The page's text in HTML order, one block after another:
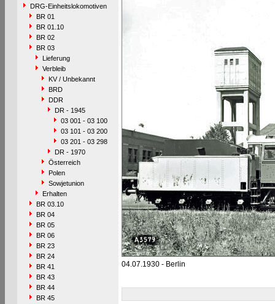
DRG-Einheitslokomotiven
BR 01
BR 01.10
BR 02
BR 03
Lieferung
Verbleib
KV / Unbekannt
BRD
DDR
DR - 1945
03 001 - 03 100
03 101 - 03 200
03 201 - 03 298
DR - 1970
Österreich
Polen
Sowjetunion
Erhalten
BR 03.10
BR 04
BR 05
BR 06
BR 23
BR 24
BR 41
BR 43
BR 44
BR 45
04.07.1930 - Berlin